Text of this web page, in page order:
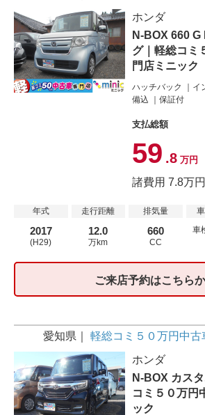
ホンダ
N-BOX 660
グ｜軽総コミ
門店ミニック
ハッチバック イ
備込
保証付
支払総額
59 .8 万円
諸費用 7.8万円
年式
2017
(H29)
走行距離
12.0
万km
排気量
660
CC
車
ご来店予約はこちら
愛知県
軽総コミ５０万円中古
ホンダ
N-BOX カス
コミ５０万円
ック